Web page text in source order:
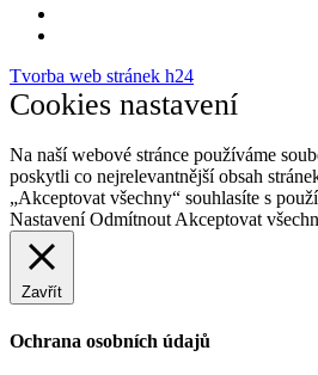
Tvorba web stránek h24
Cookies nastavení
Na naší webové stránce používáme
poskytli co nejrelevantnější obsah
„Akceptovat všechny“ souhlasíte s
Nastavení Odmítnout Akceptovat
Zavřít
Ochrana osobních údajů